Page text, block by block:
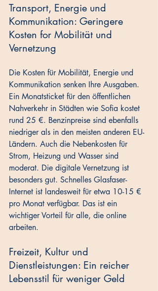
Transport, Energie und
Kommunikation: Geringere
Kosten for Mobilität und
Vernetzung
Die Kosten für Mobilität, Energie und
Kommunikation senken Ihre Ausgaben.
Ein Monatsticket für den öffentlichen
Nahverkehr in Städten wie Sofia kostet
rund 25 €. Benzinpreise sind ebenfalls
niedriger als in den meisten anderen EU-
Ländern. Auch die Nebenkosten für
Strom, Heizung und Wasser sind
moderat. Die digitale Vernetzung ist
besonders gut. Schnelles Glasfaser-
Internet ist landesweit für etwa 10-15 €
pro Monat verfügbar. Das ist ein
wichtiger Vorteil für alle, die online
arbeiten.
Freizeit, Kultur und
Dienstleistungen: Ein reicher
Lebensstil für weniger Geld